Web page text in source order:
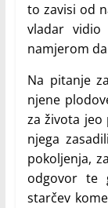
to zavisi od
vladar
namjerom
Na pitanje
njene
za života jeo
njega
pokoljenja,
odgovor te
starčev